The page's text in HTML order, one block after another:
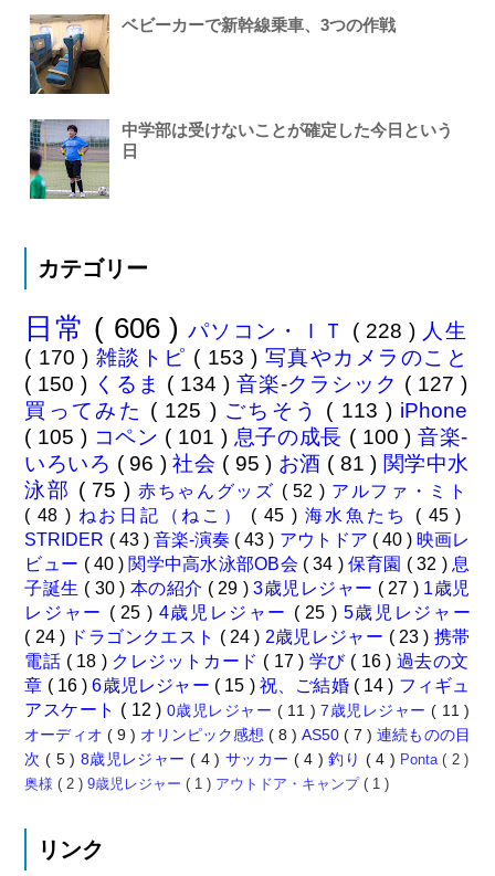
ベビーカーで新幹線乗車、3つの作戦
中学部は受けないことが確定した今日という
日
カテゴリー
日常 ( 606 )パソコン・ＩＴ ( 228 ) 人生
( 170 ) 雑談トピ ( 153 ) 写真やカメラのこと
( 150 ) くるま ( 134 ) 音楽-クラシック ( 127 )
買ってみた ( 125 ) ごちそう ( 113 ) iPhone
( 105 ) コペン ( 101 ) 息子の成長 ( 100 )音楽-
いろいろ ( 96 )社会 ( 95 ) お酒 ( 81 ) 関学中水
泳部 ( 75 ) 赤ちゃんグッズ ( 52 ) アルファ・ミト
( 48 ) ねお日記（ねこ） ( 45 ) 海水魚たち ( 45 )
STRIDER ( 43 ) 音楽-演奏 ( 43 ) アウトドア ( 40 ) 映画レ
ビュー ( 40 ) 関学中高水泳部OB会 ( 34 ) 保育園 ( 32 ) 息
子誕生 ( 30 ) 本の紹介 ( 29 )3歳児レジャー ( 27 ) 1歳児
レジャー ( 25 ) 4歳児レジャー ( 25 ) 5歳児レジャー
( 24 ) ドラゴンクエスト ( 24 ) 2歳児レジャー ( 23 ) 携帯
電話 ( 18 ) クレジットカード ( 17 ) 学び ( 16 ) 過去の文
章 ( 16 )6歳児レジャー ( 15 ) 祝、ご結婚 ( 14 ) フィギュ
アスケート ( 12 ) 0歳児レジャー ( 11 )7歳児レジャー( 11 )
オーディオ ( 9 ) オリンピック感想( 8 )AS50( 7 )連続ものの目
次( 5 ) 8歳児レジャー( 4 ) サッカー ( 4 )釣り ( 4 ) Ponta( 2 )
奥様( 2 )9歳児レジャー( 1 ) アウトドア・キャンプ( 1 )
リンク